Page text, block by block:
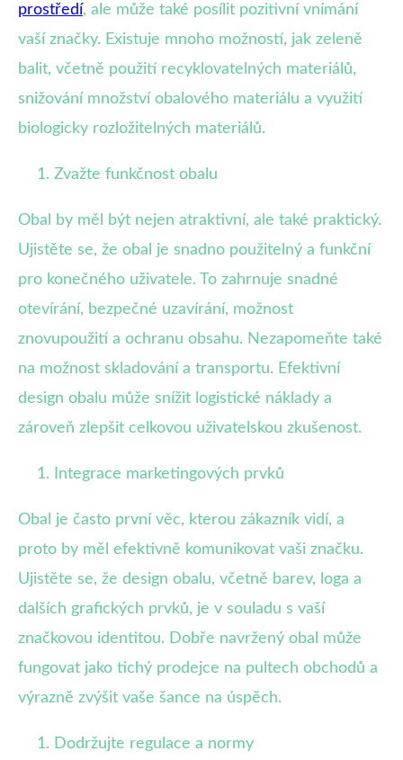
prostředí, ale může také posílit pozitivní vnímání
vaší značky. Existuje mnoho možností, jak zeleně
balit, včetně použití recyklovatelných materiálů,
snižování množství obalového materiálu a využití
biologicky rozložitelných materiálů.
Zvažte funkčnost obalu
Obal by měl být nejen atraktivní, ale také praktický.
Ujistěte se, že obal je snadno použitelný a funkční
pro konečného uživatele. To zahrnuje snadné
otevírání, bezpečné uzavírání, možnost
znovupoužití a ochranu obsahu. Nezapomeňte také
na možnost skladování a transportu. Efektivní
design obalu může snížit logistické náklady a
zároveň zlepšit celkovou uživatelskou zkušenost.
Integrace marketingových prvků
Obal je často první věc, kterou zákazník vidí, a
proto by měl efektivně komunikovat vaši značku.
Ujistěte se, že design obalu, včetně barev, loga a
dalších grafických prvků, je v souladu s vaší
značkovou identitou. Dobře navržený obal může
fungovat jako tichý prodejce na pultech obchodů a
výrazně zvýšit vaše šance na úspěch.
Dodržujte regulace a normy